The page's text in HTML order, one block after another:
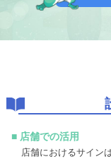
■ 店舗での活用
店舗におけるサイン